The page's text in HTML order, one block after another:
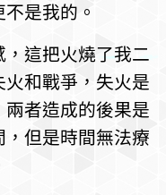
是我的。
這把火燒了我二
和戰爭，失火是
者造成的後果是
但是時間無法療